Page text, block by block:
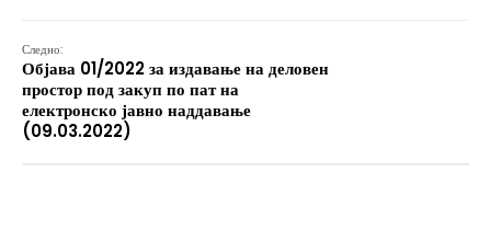
Следно:
Објава 01/2022 за издавање на деловен
простор под закуп по пат на
електронско јавно наддавање
(09.03.2022)